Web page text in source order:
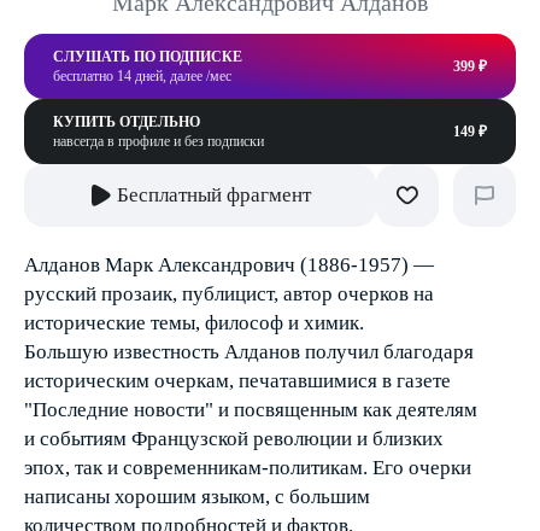
СЛУШАТЬ ПО ПОДПИСКЕ
бесплатно 14 дней, далее /мес
399 ₽
КУПИТЬ ОТДЕЛЬНО
навсегда в профиле и без подписки
149 ₽
Бесплатный фрагмент
Алданов Марк Александрович (1886-1957) —
русский прозаик, публицист, автор очерков на
исторические темы, философ и химик.
Большую известность Алданов получил благодаря
историческим очеркам, печатавшимися в газете
"Последние новости" и посвященным как деятелям
и событиям Французской революции и близких
эпох, так и современникам-политикам. Его очерки
написаны хорошим языком, с большим
количеством подробностей и фактов.